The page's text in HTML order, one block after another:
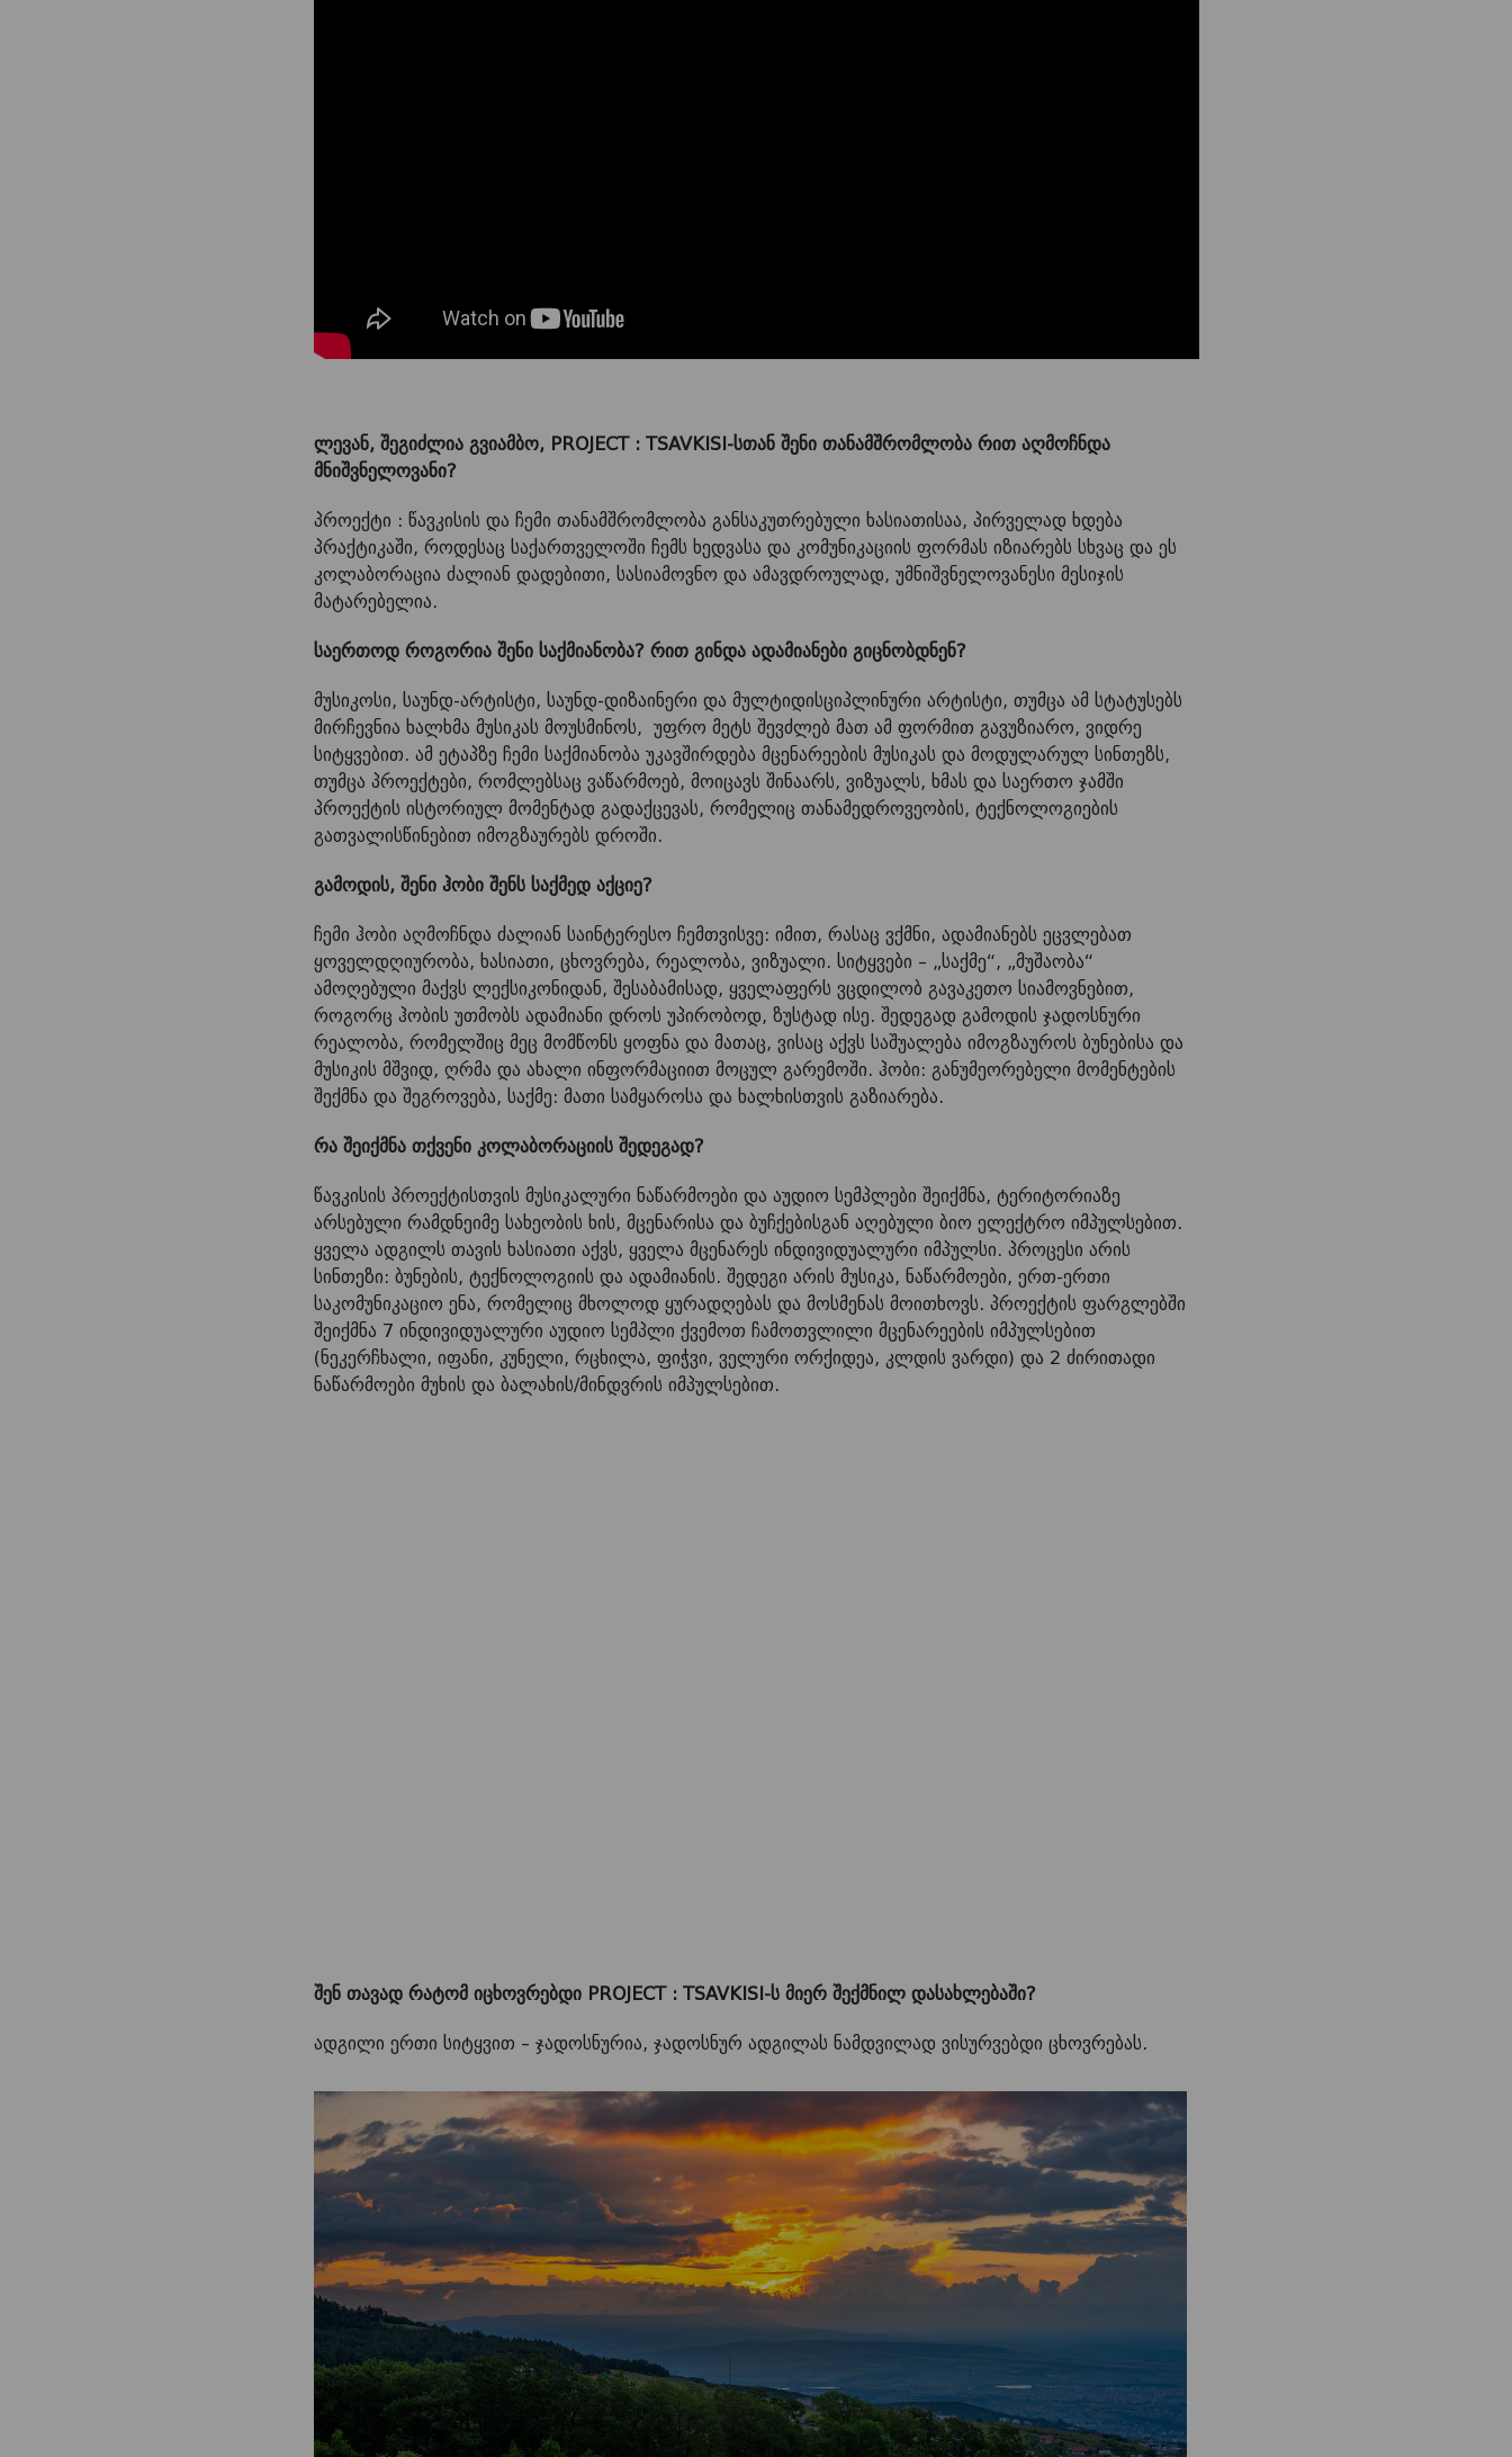
ლევან, შეგიძლია გვიამბო, PROJECT : TSAVKISI-სთან შენი თანამშრომლობა რით აღმოჩნდა
მნიშვნელოვანი?
პროექტი : წავკისის და ჩემი თანამშრომლობა განსაკუთრებული ხასიათისაა, პირველად ხდება
პრაქტიკაში, როდესაც საქართველოში ჩემს ხედვასა და კომუნიკაციის ფორმას იზიარებს სხვაც და ეს
კოლაბორაცია ძალიან დადებითი, სასიამოვნო და ამავდროულად, უმნიშვნელოვანესი მესიჯის
მატარებელია.
საერთოდ როგორია შენი საქმიანობა? რით გინდა ადამიანები გიცნობდნენ?
მუსიკოსი, საუნდ-არტისტი, საუნდ-დიზაინერი და მულტიდისციპლინური არტისტი, თუმცა ამ სტატუსებს
მირჩევნია ხალხმა მუსიკას მოუსმინოს, უფრო მეტს შევძლებ მათ ამ ფორმით გავუზიარო, ვიდრე
სიტყვებით. ამ ეტაპზე ჩემი საქმიანობა უკავშირდება მცენარეების მუსიკას და მოდულარულ სინთეზს,
თუმცა პროექტები, რომლებსაც ვაწარმოებ, მოიცავს შინაარს, ვიზუალს, ხმას და საერთო ჯამში
პროექტის ისტორიულ მომენტად გადაქცევას, რომელიც თანამედროვეობის, ტექნოლოგიების
გათვალისწინებით იმოგზაურებს დროში.
გამოდის, შენი ჰობი შენს საქმედ აქციე?
ჩემი ჰობი აღმოჩნდა ძალიან საინტერესო ჩემთვისვე: იმით, რასაც ვქმნი, ადამიანებს ეცვლებათ
ყოველდღიურობა, ხასიათი, ცხოვრება, რეალობა, ვიზუალი. სიტყვები – „საქმე“, „მუშაობა“
ამოღებული მაქვს ლექსიკონიდან, შესაბამისად, ყველაფერს ვცდილობ გავაკეთო სიამოვნებით,
როგორც ჰობის უთმობს ადამიანი დროს უპირობოდ, ზუსტად ისე. შედეგად გამოდის ჯადოსნური
რეალობა, რომელშიც მეც მომწონს ყოფნა და მათაც, ვისაც აქვს საშუალება იმოგზაუროს ბუნებისა და
მუსიკის მშვიდ, ღრმა და ახალი ინფორმაციით მოცულ გარემოში. ჰობი: განუმეორებელი მომენტების
შექმნა და შეგროვება, საქმე: მათი სამყაროსა და ხალხისთვის გაზიარება.
რა შეიქმნა თქვენი კოლაბორაციის შედეგად?
წავკისის პროექტისთვის მუსიკალური ნაწარმოები და აუდიო სემპლები შეიქმნა, ტერიტორიაზე
არსებული რამდნეიმე სახეობის ხის, მცენარისა და ბუჩქებისგან აღებული ბიო ელექტრო იმპულსებით.
ყველა ადგილს თავის ხასიათი აქვს, ყველა მცენარეს ინდივიდუალური იმპულსი. პროცესი არის
სინთეზი: ბუნების, ტექნოლოგიის და ადამიანის. შედეგი არის მუსიკა, ნაწარმოები, ერთ-ერთი
საკომუნიკაციო ენა, რომელიც მხოლოდ ყურადღებას და მოსმენას მოითხოვს. პროექტის ფარგლებში
შეიქმნა 7 ინდივიდუალური აუდიო სემპლი ქვემოთ ჩამოთვლილი მცენარეების იმპულსებით
(ნეკერჩხალი, იფანი, კუნელი, რცხილა, ფიჭვი, ველური ორქიდეა, კლდის ვარდი) და 2 ძირითადი
ნაწარმოები მუხის და ბალახის/მინდვრის იმპულსებით.
შენ თავად რატომ იცხოვრებდი PROJECT : TSAVKISI-ს მიერ შექმნილ დასახლებაში?
ადგილი ერთი სიტყვით – ჯადოსნურია, ჯადოსნურ ადგილას ნამდვილად ვისურვებდი ცხოვრებას.